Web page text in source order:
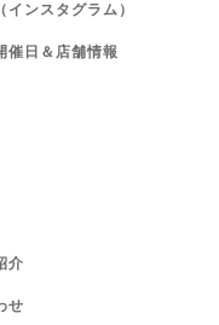
インスタグラム）
催日＆店舗情報
介
せ